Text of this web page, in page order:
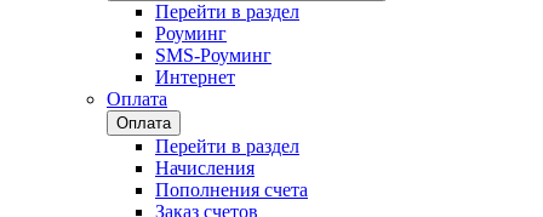
Перейти в раздел
Роуминг
SMS-Роуминг
Интернет
Оплата
Оплата
Перейти в раздел
Начисления
Пополнения счета
Заказ счетов